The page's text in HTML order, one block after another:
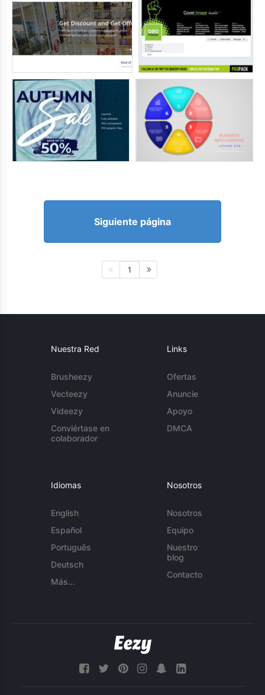
Siguiente página
1
Nuestra Red
Brusheezy
Vecteezy
Videezy
Conviértase en
colaborador
Links
Ofertas
Anuncie
Apoyo
DMCA
Idiomas
English
Español
Português
Deutsch
Más...
Nosotros
Nosotros
Equipo
Nuestro
blog
Contacto